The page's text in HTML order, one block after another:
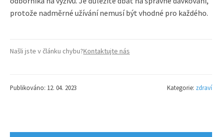
protože nadměrné užívání nemusí být vhodné pro každého.
Našli jste v článku chybu?Kontaktujte nás
Publikováno: 12. 04. 2023 Kategorie: zdraví